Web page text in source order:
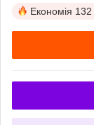
Економія 132